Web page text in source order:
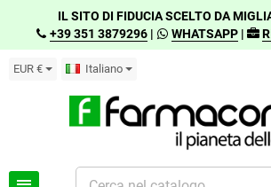
IL SITO DI FIDUCIA SCELTO DA
+39 351 3879296 | WHATSAPP |
EUR € Italiano